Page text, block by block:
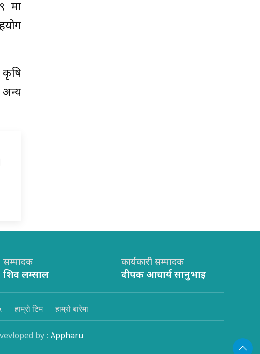
मा
कृषि
सम्पादक
शिव लम्साल
कार्यकारी सम्पादक
दीपक आचार्य सानुभाइ
हाम्रो टिम हाम्रो बारेमा
by : Appharu